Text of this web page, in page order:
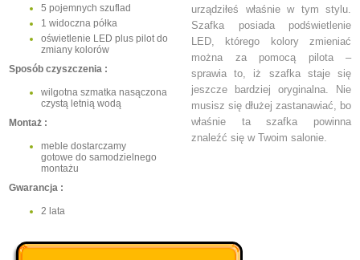
5 pojemnych szuflad
1 widoczna półka
oświetlenie LED plus pilot do
zmiany kolorów
Sposób czyszczenia :
wilgotna szmatka nasączona
czystą letnią wodą
Montaż :
meble dostarczamy
gotowe do samodzielnego
montażu
Gwarancja :
2 lata
urządziłeś właśnie w tym stylu.
Szafka posiada podświetlenie
LED, którego kolory zmieniać
można za pomocą pilota –
sprawia to, iż szafka staje się
jeszcze bardziej oryginalna. Nie
musisz się dłużej zastanawiać, bo
właśnie ta szafka powinna
znaleźć się w Twoim salonie.